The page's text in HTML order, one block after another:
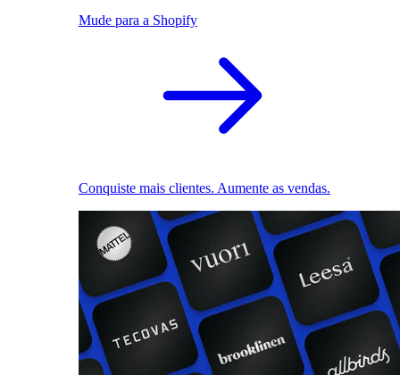
Mude para a Shopify
Conquiste mais clientes. Aumente as vendas.